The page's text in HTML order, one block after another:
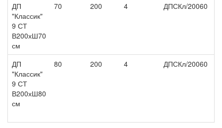
ДП
"Классик"
9 СТ
В200хШ70
см
70 200 4 ДПСКл/20060
ДП
"Классик"
9 СТ
В200хШ80
см
80 200 4 ДПСКл/20060